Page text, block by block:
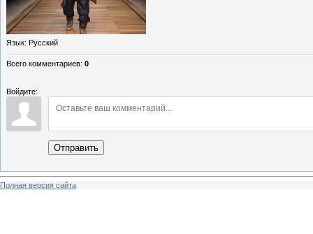
Язык: Русский
Всего комментариев: 0
Войдите:
Отправить
Полная версия сайта